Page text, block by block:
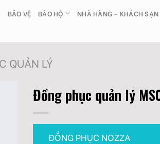
BẢO VỆ BẢO HỘ NHÀ HÀNG – KHÁCH SẠN
QUẢN LÝ
Đồng phục quản lý
ĐỒNG PHỤC NOZZA